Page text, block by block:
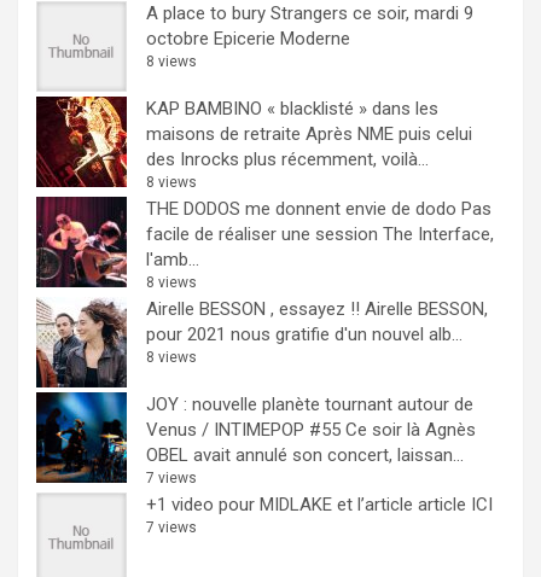
A place to bury Strangers ce soir, mardi 9
octobre Epicerie Moderne
8 views
KAP BAMBINO « blacklisté » dans les
maisons de retraite Après NME puis celui
des Inrocks plus récemment, voilà...
8 views
THE DODOS me donnent envie de dodo Pas
facile de réaliser une session The Interface,
l'amb...
8 views
Airelle BESSON , essayez !! Airelle BESSON,
pour 2021 nous gratifie d'un nouvel alb...
8 views
JOY : nouvelle planète tournant autour de
Venus / INTIMEPOP #55 Ce soir là Agnès
OBEL avait annulé son concert, laissan...
7 views
+1 video pour MIDLAKE et l’article article ICI
7 views